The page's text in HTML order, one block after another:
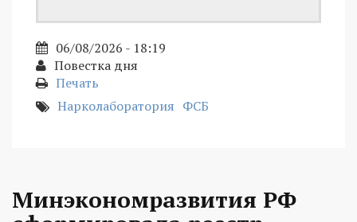
06/08/2026 - 18:19
Повестка дня
Печать
Нарколаборатория ФСБ
Минэкономразвития РФ